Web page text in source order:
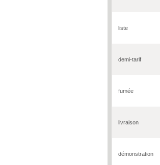
liste
demi-tarif
fumée
livraison
démonstration